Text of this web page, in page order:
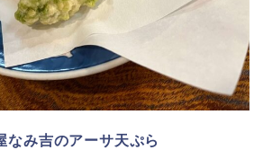
なみ吉のアーサ天ぷら